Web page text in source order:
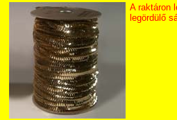
A raktáron
legördülő